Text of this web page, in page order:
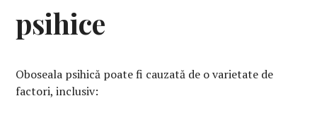
psihice
Oboseala psihică poate fi cauzată de o varietate de
factori, inclusiv: